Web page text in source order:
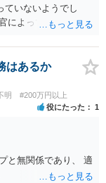
ていないようでし
によってだいぶ変わ
はあるか
明 #200万円以上
役にたった 1
と無関係であり、 適